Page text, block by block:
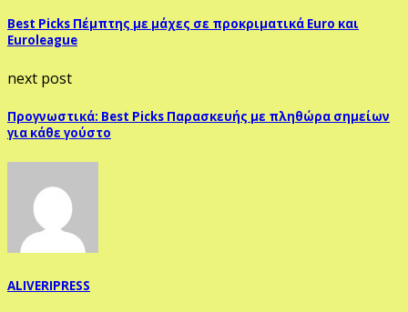
Best Picks Πέμπτης με μάχες σε προκριματικά Euro και
Euroleague
next post
Προγνωστικά: Best Picks Παρασκευής με πληθώρα σημείων
για κάθε γούστο
ALIVERIPRESS